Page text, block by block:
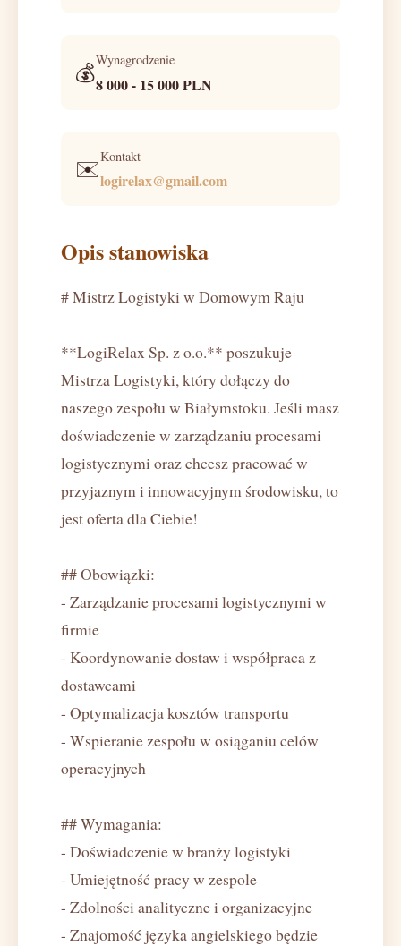
💰Wynagrodzenie
8 000 - 15 000 PLN
✉️Kontakt
logirelax@gmail.com
Opis stanowiska
# Mistrz Logistyki w Domowym Raju
**LogiRelax Sp. z o.o.** poszukuje
Mistrza Logistyki, który dołączy do
naszego zespołu w Białymstoku. Jeśli masz
doświadczenie w zarządzaniu procesami
logistycznymi oraz chcesz pracować w
przyjaznym i innowacyjnym środowisku, to
jest oferta dla Ciebie!
## Obowiązki:
- Zarządzanie procesami logistycznymi w
firmie
- Koordynowanie dostaw i współpraca z
dostawcami
- Optymalizacja kosztów transportu
- Wspieranie zespołu w osiąganiu celów
operacyjnych
## Wymagania:
- Doświadczenie w branży logistyki
- Umiejętność pracy w zespole
- Zdolności analityczne i organizacyjne
- Znajomość języka angielskiego będzie